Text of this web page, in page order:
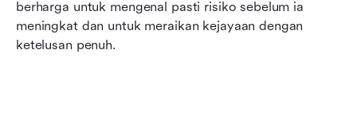
berharga untuk mengenal pasti risiko sebelum ia
meningkat dan untuk meraikan kejayaan dengan
ketelusan penuh.